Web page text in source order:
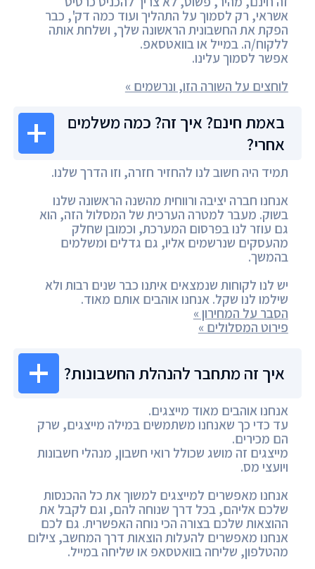
אשראי, רק לסמוך על התהליך ועוד כמה דק', כבר
הפקת את החשבונית הראשונה שלך, ושלחת אותה
ללקוח/ה. במייל או בוואטסאפ.
אפשר לסמוך עלינו.
לוחצים על השורה הזו, ונרשמים »
באמת חינם? איך זה? כמה משלמים
אחרי?
תמיד היה חשוב לנו להחזיר חזרה, וזו הדרך שלנו.
אנחנו חברה יציבה ורווחית מהשנה הראשונה שלנו
בשוק. מעבר למטרה הערכית של המסלול הזה, הוא
גם עוזר לנו בפרסום המערכת, וכמובן שחלק
מהעסקים שנרשמים אליו, גם גדלים ומשלמים
בהמשך.
יש לנו לקוחות שנמצאים איתנו כבר שנים רבות ולא
שילמו לנו שקל. אנחנו אוהבים אותם מאוד.
הסבר על המחירון »
פירוט המסלולים »
איך זה מתחבר להנהלת החשבונות?
אנחנו אוהבים מאוד מייצגים.
עד כדי כך שאנחנו משתמשים במילה מייצגים, שרק
הם מכירים.
מייצגים זה מושג שכולל רואי חשבון, מנהלי חשבונות
ויועצי מס.
אנחנו מאפשרים למייצגים למשוך את כל ההכנסות
שלכם אליהם, בכל דרך שנוחה להם, וגם לקבל את
ההוצאות שלכם בצורה הכי נוחה האפשרית. גם לכם
אנחנו מאפשרים להעלות הוצאות דרך המחשב, צילום
מהטלפון, שליחה בוואטסאפ או שליחה במייל.